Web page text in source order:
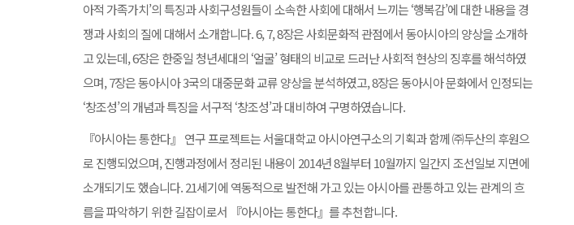
아적 가족가치’의 특징과 사회구성원들이 소속한 사회에 대해서 느끼는 ‘행복감’에 대한 내용을 경
쟁과 사회의 질에 대해서 소개합니다. 6, 7, 8장은 사회문화적 관점에서 동아시아의 양상을 소개하
고 있는데, 6장은 한중일 청년세대의 ‘얼굴’ 형태의 비교로 드러난 사회적 현상의 징후를 해석하였
으며, 7장은 동아시아 3국의 대중문화 교류 양상을 분석하였고, 8장은 동아시아 문화에서 인정되는
‘창조성’의 개념과 특징을 서구적 ‘창조성’과 대비하여 구명하였습니다.
『아시아는 통한다』 연구 프로젝트는 서울대학교 아시아연구소의 기획과 함께 ㈜두산의 후원으
로 진행되었으며, 진행과정에서 정리된 내용이 2014년 8월부터 10월까지 일간지 조선일보 지면에
소개되기도 했습니다. 21세기에 역동적으로 발전해 가고 있는 아시아를 관통하고 있는 관계의 흐
름을 파악하기 위한 길잡이로서 『아시아는 통한다』를 추천합니다.